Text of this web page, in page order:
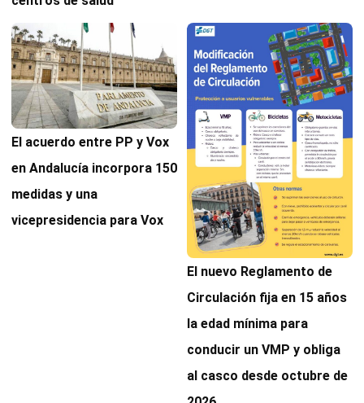
El acuerdo entre PP y Vox
en Andalucía incorpora 150
medidas y una
vicepresidencia para Vox
El nuevo Reglamento de
Circulación fija en 15 años
la edad mínima para
conducir un VMP y obliga
al casco desde octubre de